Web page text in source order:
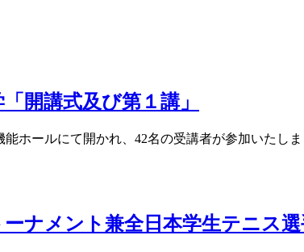
開講式及び第１講」
ホールにて開かれ、42名の受講者が参加いたし
ナメント兼全日本学生テニス